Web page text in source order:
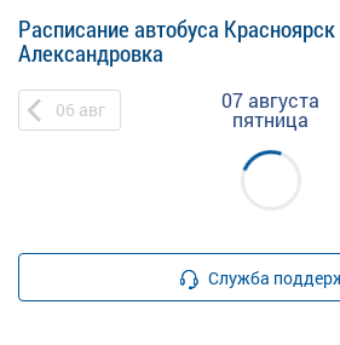
Расписание автобуса
Александровка
06 авг 07 августа
пятница
Служба